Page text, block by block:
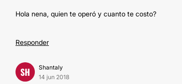
Hola nena, quien te operó y cuanto te costo?
Responder
SH
Shantaly
14 jun 2018